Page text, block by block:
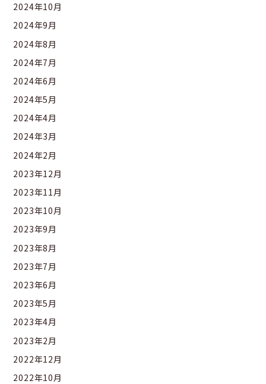
2024年10月
2024年9月
2024年8月
2024年7月
2024年6月
2024年5月
2024年4月
2024年3月
2024年2月
2023年12月
2023年11月
2023年10月
2023年9月
2023年8月
2023年7月
2023年6月
2023年5月
2023年4月
2023年2月
2022年12月
2022年10月